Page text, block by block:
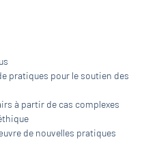
pratiques pour le soutien des
à partir de cas complexes
de nouvelles pratiques